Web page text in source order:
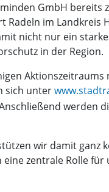
GmbH bereits
im Landkreis
nicht nur ein
in der Region.
Aktionszeitraums
sich unter
werden
wir damit ganz
zentrale Rolle für